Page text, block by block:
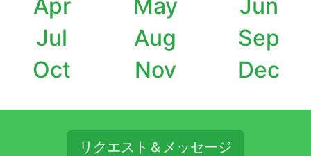
Apr
May
Jun
Jul
Aug
Sep
Oct
Nov Dec
リクエスト＆メッセージ